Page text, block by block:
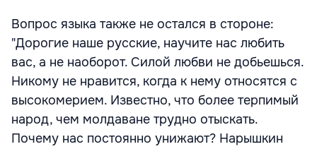
Вопрос языка также не остался в стороне:
"Дорогие наше русские, научите нас любить
вас, а не наоборот. Силой любви не добьешься.
Никому не нравится, когда к нему относятся с
высокомерием. Известно, что более терпимый
народ, чем молдаване трудно отыскать.
Почему нас постоянно унижают? Нарышкин